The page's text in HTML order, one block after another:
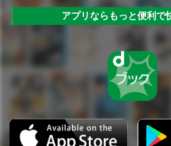
アプリならもっと便利で